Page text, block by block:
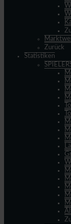
Zurück
Statistiken